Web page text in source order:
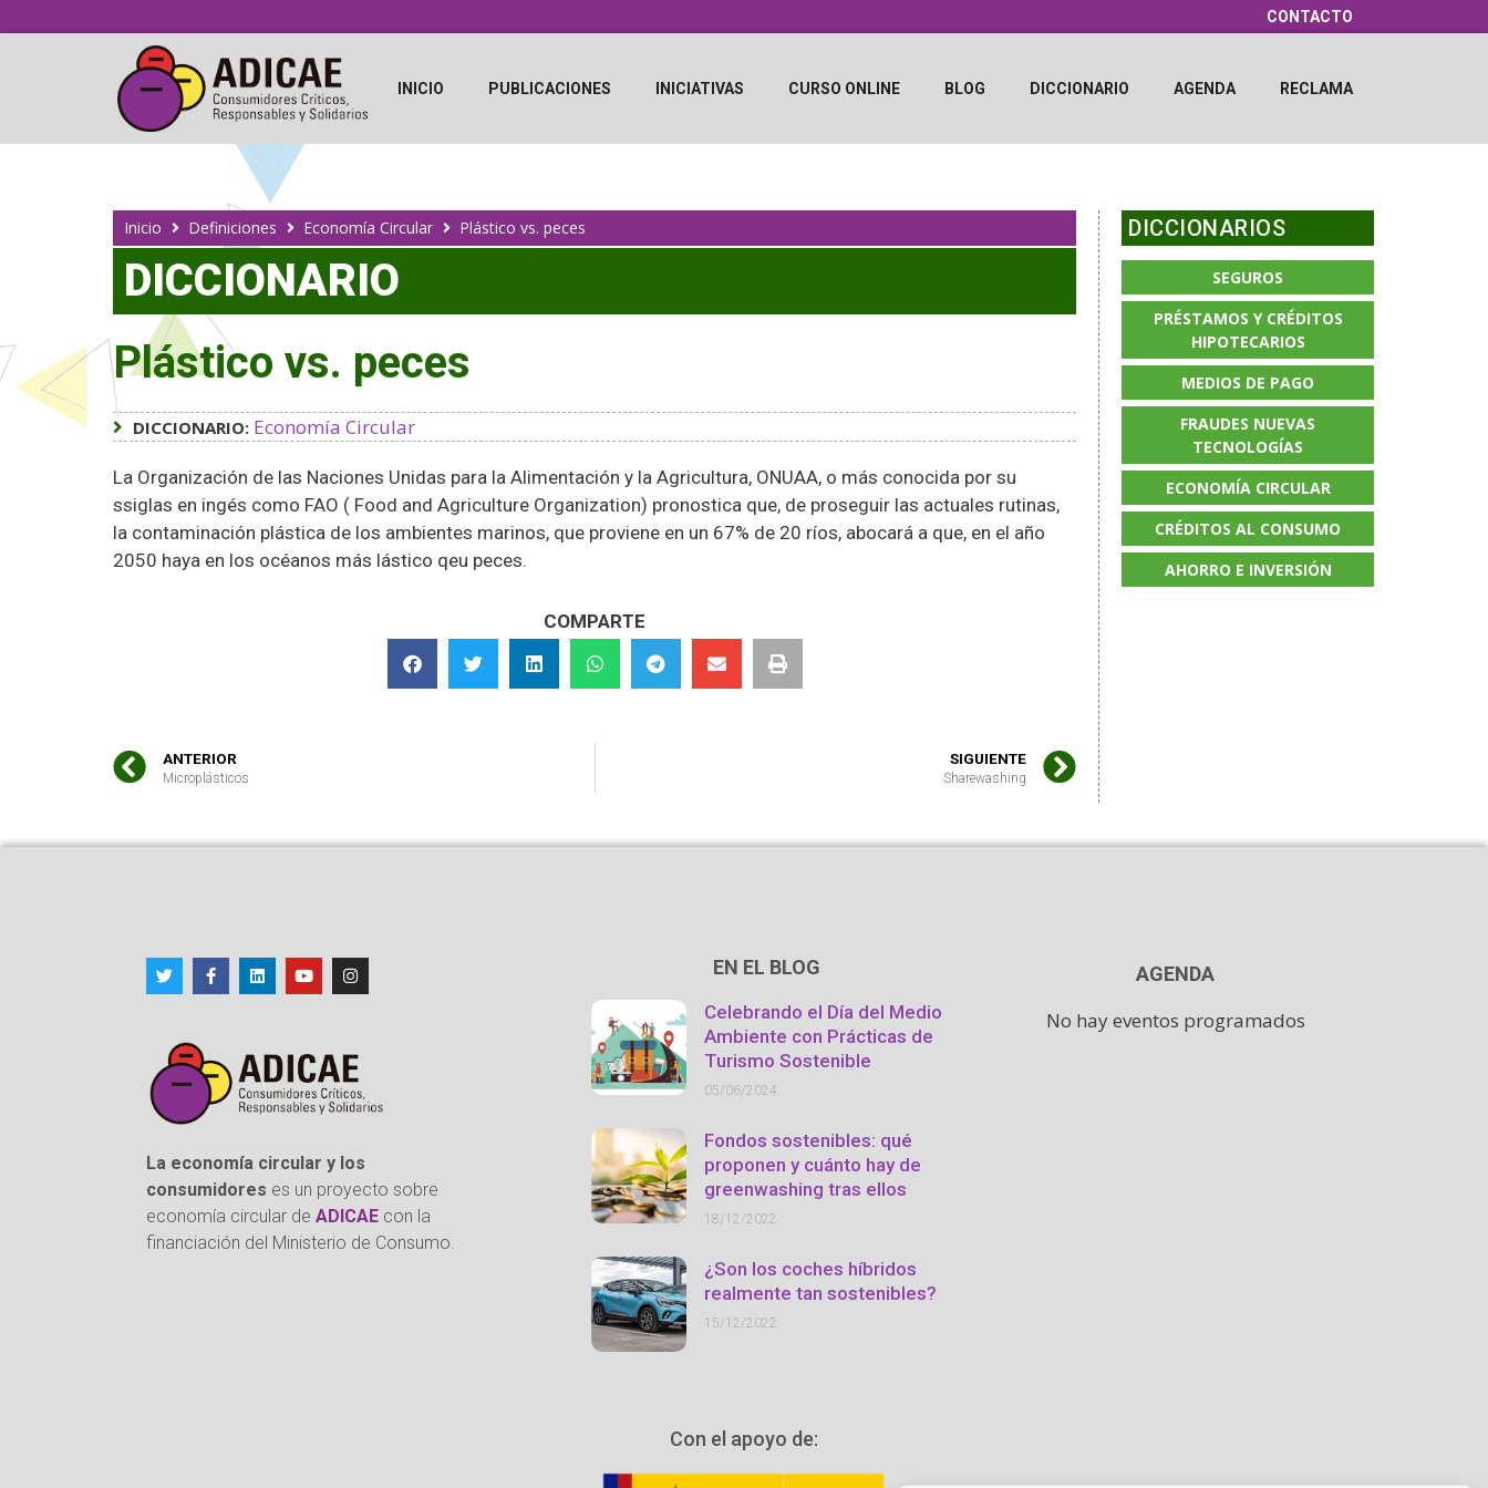
CONTACTO
INICIO PUBLICACIONES INICIATIVAS CURSO ONLINE BLOG DICCIONARIO AGENDA RECLAMA
Inicio Definiciones Economía Circular Plástico vs. peces
DICCIONARIO
Plástico vs. peces
DICCIONARIO: Economía Circular
La Organización de las Naciones Unidas para la Alimentación y la Agricultura, ONUAA, o más conocida por su
ssiglas en ingés como FAO ( Food and Agriculture Organization) pronostica que, de proseguir las actuales rutinas,
la contaminación plástica de los ambientes marinos, que proviene en un 67% de 20 ríos, abocará a que, en el año
2050 haya en los océanos más lástico qeu peces.
COMPARTE
ANTERIOR
Microplásticos
SIGUIENTE
Sharewashing
DICCIONARIOS
SEGUROS
PRÉSTAMOS Y CRÉDITOS
HIPOTECARIOS
MEDIOS DE PAGO
FRAUDES NUEVAS
TECNOLOGÍAS
ECONOMÍA CIRCULAR
CRÉDITOS AL CONSUMO
AHORRO E INVERSIÓN
La economía circular y los
consumidores es un proyecto sobre
economía circular de ADICAE con la
financiación del Ministerio de Consumo.
EN EL BLOG
Celebrando el Día del Medio
Ambiente con Prácticas de
Turismo Sostenible
05/06/2024
Fondos sostenibles: qué
proponen y cuánto hay de
greenwashing tras ellos
18/12/2022
¿Son los coches híbridos
realmente tan sostenibles?
15/12/2022
AGENDA
No hay eventos programados
Con el apoyo de: